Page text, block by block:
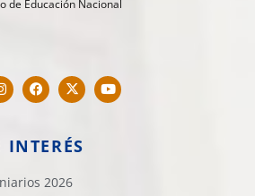
de Educación Nacional
INTERÉS
2026